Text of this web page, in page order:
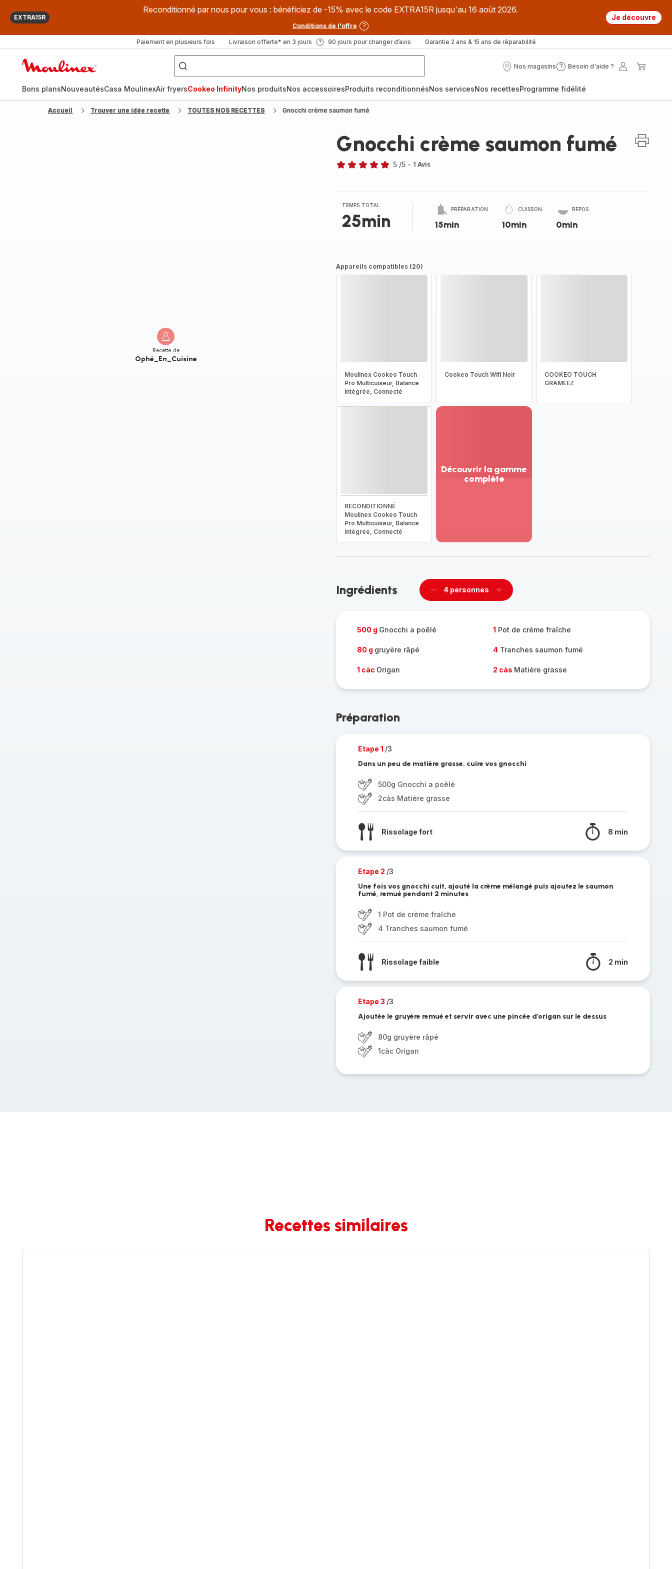
EXTRA15R
Reconditionné par nous pour vous : bénéficiez de -15% avec le code EXTRA15R jusqu'au 16 août 2026.
Conditions de l'offre
Je découvre
Paiement en plusieurs fois Livraison offerte* en 3 jours 90 jours pour changer d’avis Garantie 2 ans & 15 ans de réparabilité
["Que
recherchez-
vous
?",
fryer",
"Companion"]
Nos magasins
Nos
Besoin d'aide ?
Besoin
?
Mon
Bons plansNouveautésCasa MoulinexAir fryersCookeo InfinityNos produitsNos accessoiresProduits reconditionnésNos servicesNos recettesProgramme fidélité
Accueil Trouver une idée recette TOUTES NOS RECETTES Gnocchi crème saumon fumé
Recette de
Ophé_En_Cuisine
Gnocchi crème saumon fumé
étoiles
(moyenne)
5 /5 - 1 Avis
TEMPS TOTAL
25min
PRÉPARATION
15min
CUISSON
10min
REPOS
0min
Appareils compatibles (20)
Moulinex Cookeo Touch
Pro Multicuiseur, Balance
intégrée, Connecté
Cookeo Touch Wifi Noir
COOKEO TOUCH
GRAMEEZ
RECONDITIONNÉ
Moulinex Cookeo Touch
Pro Multicuiseur, Balance
intégrée, Connecté
Découvrir la gamme
complète
-
Ingrédients
Supprimer
4 personnes
Ajouter
500 g Gnocchi a poêlé 1 Pot de crème fraîche
80 g gruyère râpé 4Tranches saumon fumé
1 càc Origan 2 càs Matière grasse
Préparation
Etape 1 /3
Dans un peu de matière grasse, cuire vos gnocchi
500g Gnocchi a poêlé
2càs Matière grasse
Rissolage fort 8 min
Etape 2 /3
Une fois vos gnocchi cuit, ajouté la crème mélangé puis ajoutez le saumon
fumé, remué pendant 2 minutes
1 Pot de crème fraîche
4 Tranches saumon fumé
Rissolage faible 2 min
Etape 3 /3
Ajoutée le gruyère remué et servir avec une pincée d'origan sur le dessus
80g gruyère râpé
1càc Origan
Recettes similaires